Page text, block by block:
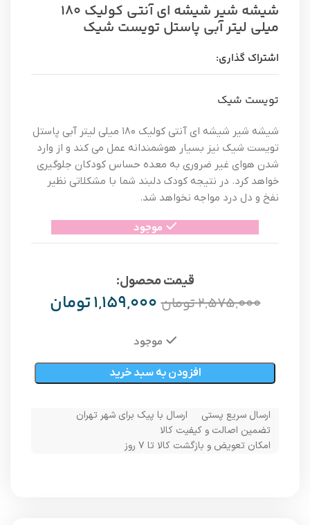
شیشه شیر شیشه ای آنتی کولیک ۱۸۰
میلی لیتر آبی پاستل تویست شیک
اشتراک گذاری:
تویست شیک
شیشه شیر شیشه ای آنتی کولیک ۱۸۰ میلی لیتر آبی پاستل
تویست شیک نیز بسیار هوشمندانه عمل می کند و از وارد
شدن هوای غیر ضروری به معده حساس کودکان جلوگیری
خواهد کرد. در نتیجه کودک دلبند شما با مشکلاتی نظیر
نفخ و دل درد مواجه نخواهد شد.
موجود
قیمت محصول:​
۲,۵۷۵,۰۰۰تومان ۱,۱۵۹,۰۰۰تومان
موجود
افزودن به سبد خرید
ارسال سریع پستی
ارسال با پیک برای شهر تهران
تضمین اصالت و کیفیت کالا
امکان تعویض و بازگشت کالا تا ۷ روز